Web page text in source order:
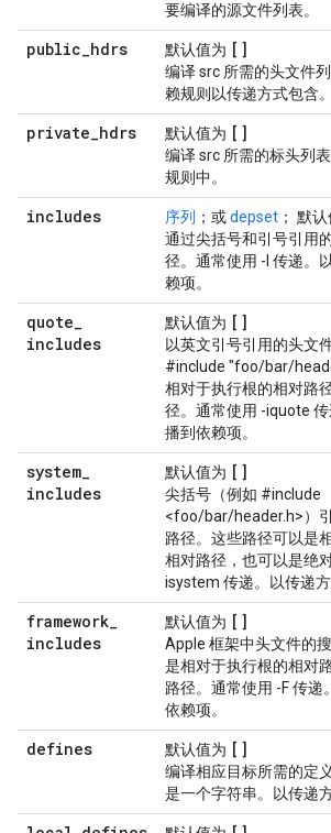
要编译的源文件列表。
public_hdrs 默认值为 []
编译 src 所需的头文件
赖规则以传递方式包含。
private_hdrs 默认值为 []
编译 src 所需的标头列
规则中。
includes 序列 ；或depset ； 默
通过尖括号和引号引用
径。通常使用 -I 传递。
赖项。
quote_
includes
默认值为 []
以英文引号引用的头文
#include "foo/bar/
相对于执行根的相对路
径。通常使用 -iquote
播到依赖项。
system_
includes
默认值为 []
尖括号（例如 #include
<foo/bar/header.h>）
路径。这些路径可以是
相对路径，也可以是绝
isystem 传递。以传递方
framework_
includes
默认值为 []
Apple 框架中头文件的
是相对于执行根的相对
路径。通常使用 -F 传递
依赖项。
defines 默认值为 []
编译相应目标所需的定
是一个字符串。以传递